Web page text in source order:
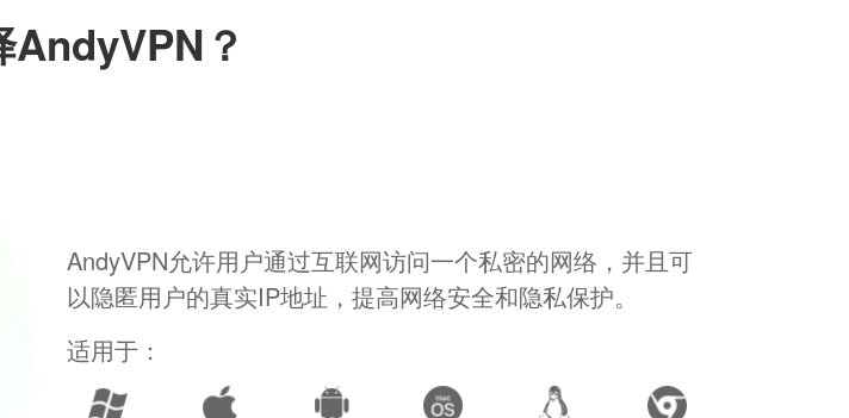
AndyVPN？
AndyVPN允许用户通过互联网访问一个私密的网络，并且可
以隐匿用户的真实IP地址，提高网络安全和隐私保护。
适用于：